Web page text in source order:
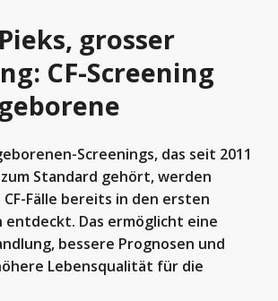
grosser
CF-Screening
Screenings, das seit 2011
Standard gehört, werden
Fälle bereits in den ersten
entdeckt. Das ermöglicht eine
bessere Prognosen und
Lebensqualität für die